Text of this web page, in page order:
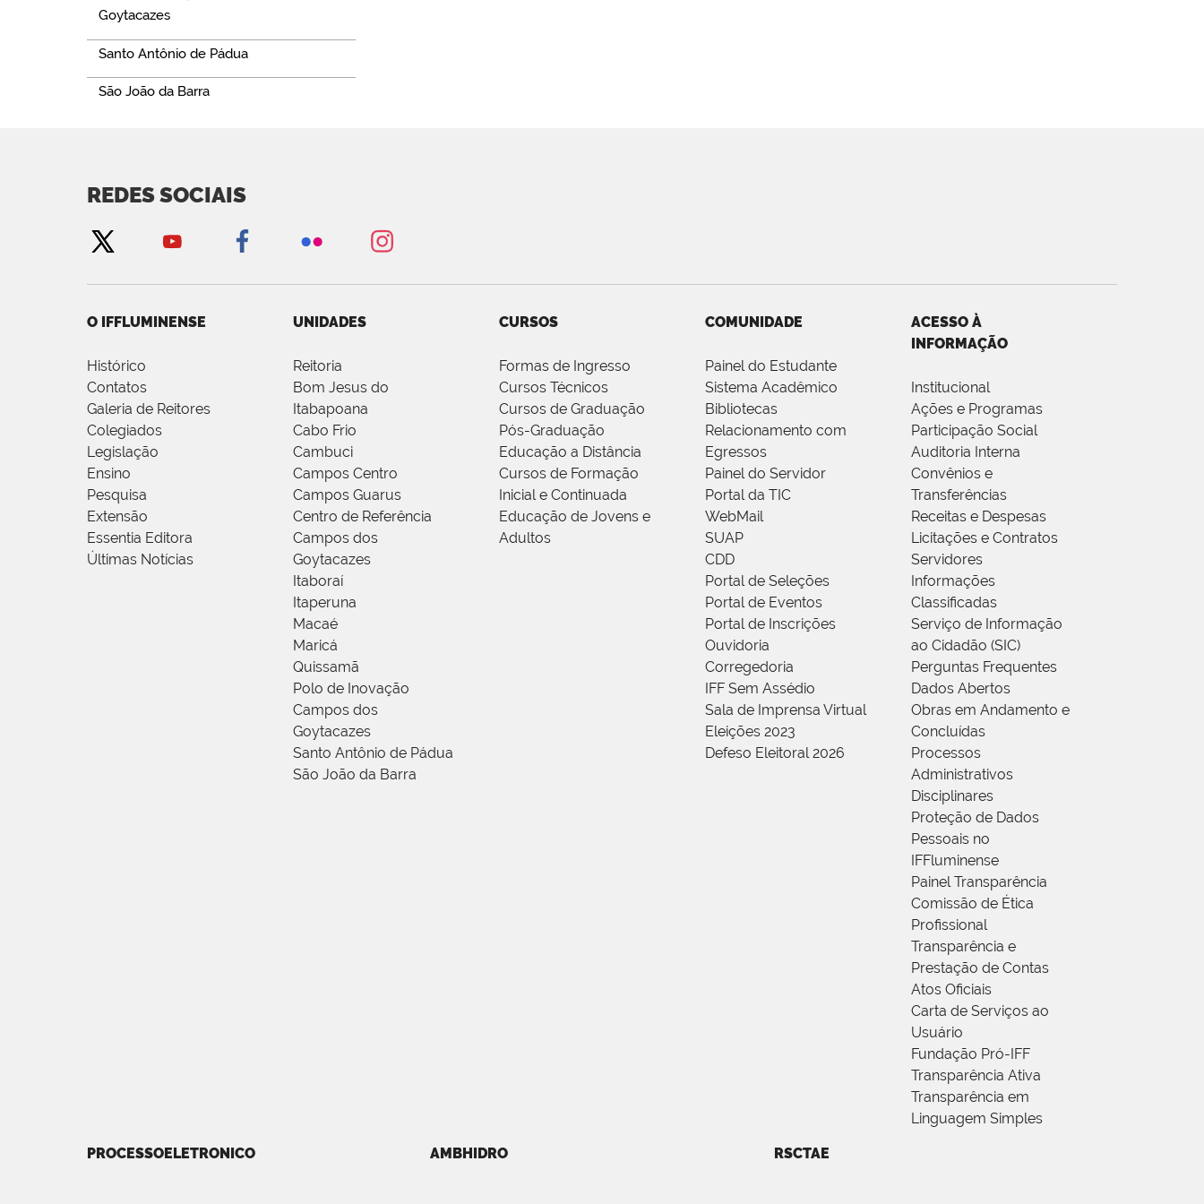
Goytacazes
Santo Antônio de Pádua
São João da Barra
REDES SOCIAIS
O IFFLUMINENSE
Histórico
Contatos
Galeria de Reitores
Colegiados
Legislação
Ensino
Pesquisa
Extensão
Essentia Editora
Últimas Notícias
UNIDADES
Reitoria
Bom Jesus do
Itabapoana
Cabo Frio
Cambuci
Campos Centro
Campos Guarus
Centro de Referência
Campos dos
Goytacazes
Itaboraí
Itaperuna
Macaé
Maricá
Quissamã
Polo de Inovação
Campos dos
Goytacazes
Santo Antônio de Pádua
São João da Barra
CURSOS
Formas de Ingresso
Cursos Técnicos
Cursos de Graduação
Pós-Graduação
Educação a Distância
Cursos de Formação
Inicial e Continuada
Educação de Jovens e
Adultos
COMUNIDADE
Painel do Estudante
Sistema Acadêmico
Bibliotecas
Relacionamento com
Egressos
Painel do Servidor
Portal da TIC
WebMail
SUAP
CDD
Portal de Seleções
Portal de Eventos
Portal de Inscrições
Ouvidoria
Corregedoria
IFF Sem Assédio
Sala de Imprensa Virtual
Eleições 2023
Defeso Eleitoral 2026
ACESSO À
INFORMAÇÃO
Institucional
Ações e Programas
Participação Social
Auditoria Interna
Convênios e
Transferências
Receitas e Despesas
Licitações e Contratos
Servidores
Informações
Classificadas
Serviço de Informação
ao Cidadão (SIC)
Perguntas Frequentes
Dados Abertos
Obras em Andamento e
Concluídas
Processos
Administrativos
Disciplinares
Proteção de Dados
Pessoais no
IFFluminense
Painel Transparência
Comissão de Ética
Profissional
Transparência e
Prestação de Contas
Atos Oficiais
Carta de Serviços ao
Usuário
Fundação Pró-IFF
Transparência Ativa
Transparência em
Linguagem Simples
PROCESSOELETRONICO AMBHIDRO RSCTAE